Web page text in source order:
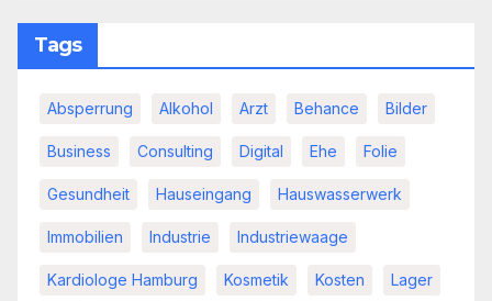
Tags
Absperrung Alkohol Arzt Behance Bilder
Business Consulting Digital Ehe Folie
Gesundheit Hauseingang Hauswasserwerk
Immobilien Industrie Industriewaage
Kardiologe Hamburg Kosmetik Kosten Lager